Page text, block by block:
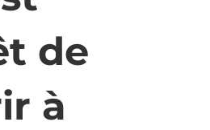
de
à